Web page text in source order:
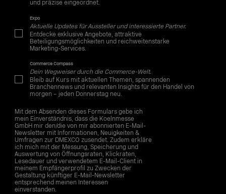
und präzise eingeordnet.
Expo
Aktuelle Updates für Aussteller und interessierte Partner.
Entdecke exklusive Angebote, attraktive
Beteiligungsmöglichkeiten und reichweitenstarke
Marketing-Services.
Commerce Compass
Dein Wegweiser durch die Commerce-Welt.
Bleib auf Kurs mit aktuellen Themen, spannenden
Branchennews und relevanten Insights für den Handel von
morgen – jeden Donnerstag neu.
Mit dem Absenden dieses Formulars gebe ich
mein Einverständnis, dass die Koelnmesse
GmbH mir den/die von mir abonnierten E-Mail-
Newsletter mit Informationen, Neuigkeiten &
Umfragen zur DMEXCO zusendet. Zudem erkläre
ich mich mit der Messung, Speicherung und
Auswertung von Öffnungsraten, Klickraten,
Lesedauer und verwendetem E-Mail-Client in
meinem Empfängerprofil zu Zwecken der
Gestaltung künftiger E-Mail-Newsletter
entsprechend meinen Interessen
einverstanden.